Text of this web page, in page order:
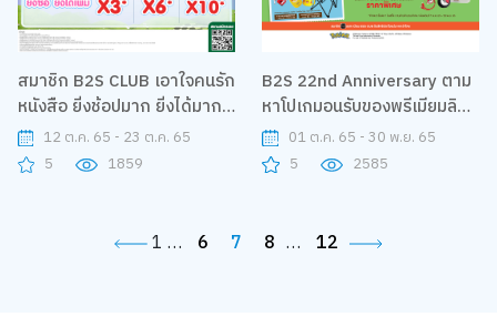
สมาชิก B2S CLUB เอาใจคนรัก
หนังสือ ยิ่งช้อปมาก ยิ่งได้มาก
รับคะแนน The 1 เพิ่มสูงสุด 10
เท่า
12 ต.ค. 65 - 23 ต.ค. 65
5
1859
B2S 22nd Anniversary ตาม
หาโปเกมอนรับของพรีเมียมลิข
สิทธ์สุดคิ้วท์
01 ต.ค. 65 - 30 พ.ย. 65
5
2585
1 … 6 7 8 … 12